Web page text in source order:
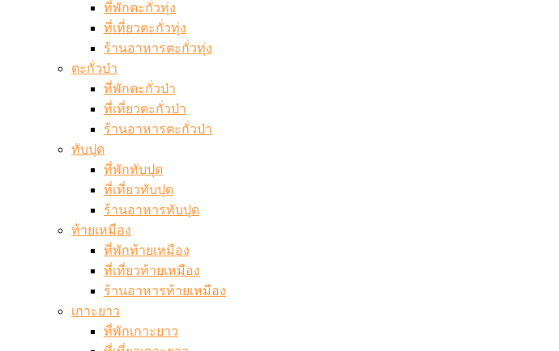
ที่พักตะกั่วทุ่ง
ที่เที่ยวตะกั่วทุ่ง
ร้านอาหารตะกั่วทุ่ง
ตะกั่วป่า
ที่พักตะกั่วป่า
ที่เที่ยวตะกั่วป่า
ร้านอาหารตะกั่วป่า
ทับปุด
ที่พักทับปุด
ที่เที่ยวทับปุด
ร้านอาหารทับปุด
ท้ายเหมือง
ที่พักท้ายเหมือง
ที่เที่ยวท้ายเหมือง
ร้านอาหารท้ายเหมือง
เกาะยาว
ที่พักเกาะยาว